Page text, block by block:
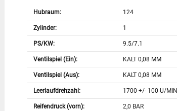
Hubraum: 124
Zylinder: 1
PS/KW: 9.5/7.1
Ventilspiel (Ein): KALT 0,08 MM
Ventilspiel (Aus): KALT 0,08 MM
Leerlaufdrehzahl: 1700 +/- 100 U/MIN
Reifendruck (vorn): 2,0 BAR